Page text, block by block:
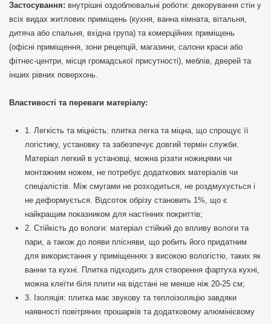
Застосування: внутрішні оздоблювальні роботи: декорування стін у
всіх видах житлових приміщень (кухня, ванна кімната, вітальня,
дитяча або спальня, вхідна група) та комерційних приміщень
(офісні приміщення, зони рецепцій, магазини, салони краси або
фітнес-центри, місця громадської присутності), меблів, дверей та
інших рівних поверхонь.
Властивості та переваги матеріалу:
1. Легкість та міцність: плитка легка та міцна, що спрощує її
логістику, установку та забезпечує довгий термін служби.
Матеріал легкий в установці, можна різати ножицями чи
монтажним ножем, не потребує додаткових матеріалів чи
спеціалістів. Між смугами не розходиться, не роздмухується і
не деформується. Відсоток обрізу становить 1%, що є
найкращим показником для настінних покриттів;
2. Стійкість до вологи: матеріал стійкий до впливу вологи та
пари, а також до появи плісняви, що робить його придатним
для використання у приміщеннях з високою вологістю, таких як
ванни та кухні. Плитка підходить для створення фартуха кухні,
можна клеїти біля плити на відстані не менше ніж 20-25 см;
3. Ізоляція: плитка має звукову та теплоізоляцію завдяки
наявності повітряних прошарків та додатковому алюмінієвому